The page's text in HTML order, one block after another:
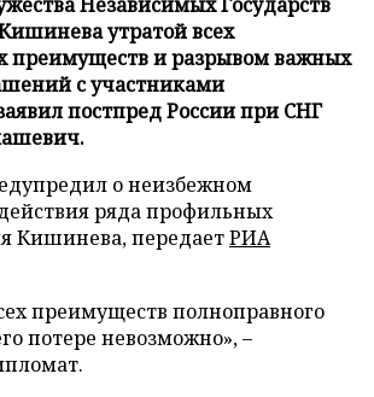
утратой всех
преимуществ и разрывом важных
с участниками
постпред России при СНГ
о неизбежном
ряда профильных
Кишинева, передаетРИА
преимуществ полноправного
потере невозможно», –